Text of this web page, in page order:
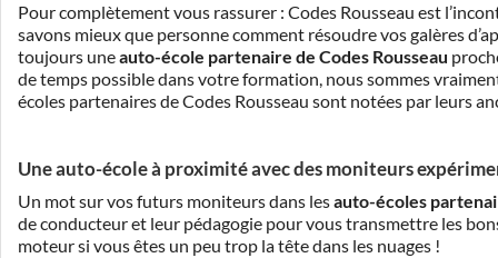
Pour complètement vous rassurer : Codes Rousseau est
savons mieux que personne comment résoudre vos galères
toujours uneauto-école partenaire de Codes Rousseau
de temps possible dans votre formation, nous sommes
écoles partenaires de Codes Rousseau sont notées par leurs
Une auto-école à proximité avec des moniteurs
Un mot sur vos futurs moniteurs dans lesauto-écoles
de conducteur et leur pédagogie pour vous transmettre les
moteur si vous êtes un peu trop la tête dans les nuages !